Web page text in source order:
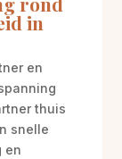
in
en
thuis
snelle
en